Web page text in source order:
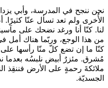
نحن ننجح في المدرسة، وأبي
الأُخرى ولم تعد تسأل عنّا كثيرًا.
لنا. كنّا أنا ورغد نضحك على
من هذا الوجع، وربّما هناك أمل
كنّا ما إن تضع كلّ منّا رأسها على
مُشرق. مئزرٌ أبيض نلبسُه بعدما
ملائكةَ رحمةٍ على الأرض فننقِذ
الجسديّة.